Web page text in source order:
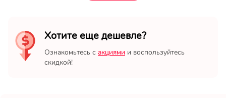
Хотите еще дешевле?
Ознакомьтесь с акциями и воспользуйтесь
скидкой!